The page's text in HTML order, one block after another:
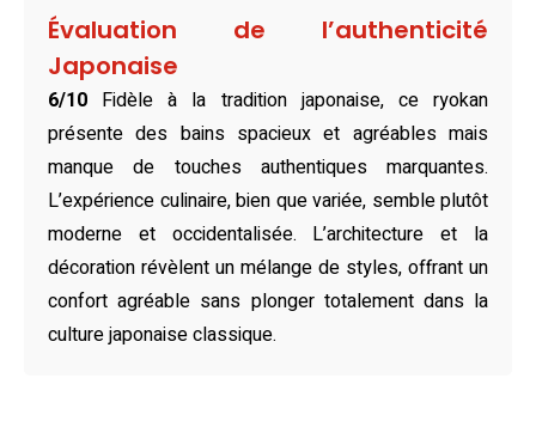
vue plongeante sur la mer ou la piscine, elles offrent un
subtil mélange de tradition et de fonctionnalité. Les salles
de bains privatives, dotées de baignoires confortables,
ajoutent une note luxueuse. Chaque détail, des lits
douillets aux équipements complets, est pensé pour vous
faire sentir comme chez vous et plus encore.
Incontournable, le restaurant sur place met à l’honneur la
cuisine asiatique dans un cadre chaleureux et
contemporain. De riches buffets aux plats savamment
élaborés, chaque bouchée raconte une histoire. À
Évaluation de l’authenticité
Japonaise
6/10 Fidèle à la tradition japonaise, ce ryokan
présente des bains spacieux et agréables mais
manque de touches authentiques marquantes.
L’expérience culinaire, bien que variée, semble plutôt
moderne et occidentalisée. L’architecture et la
décoration révèlent un mélange de styles, offrant un
confort agréable sans plonger totalement dans la
culture japonaise classique.